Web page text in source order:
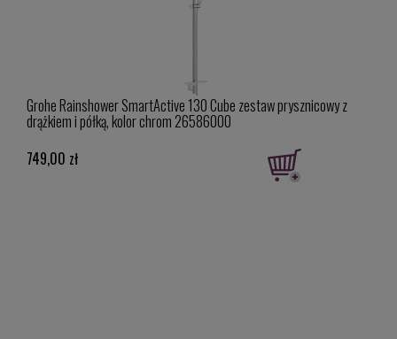
Grohe Rainshower SmartActive 130 Cube zestaw prysznicowy z
drążkiem i półką, kolor chrom 26586000
749,00 zł